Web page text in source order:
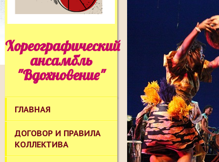
Хореографический
ансамбль
"Вдохновение"
ГЛАВНАЯ
ДОГОВОР И ПРАВИЛА
КОЛЛЕКТИВА